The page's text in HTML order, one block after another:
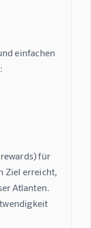
einfachen
für
Ziel erreicht,
Atlanten.